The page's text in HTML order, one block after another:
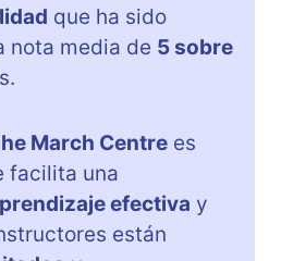
que ha sido
nota media de 5 sobre
March Centre es
facilita una
efectiva y
están